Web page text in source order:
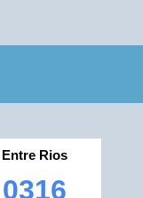
Entre Rios
0316